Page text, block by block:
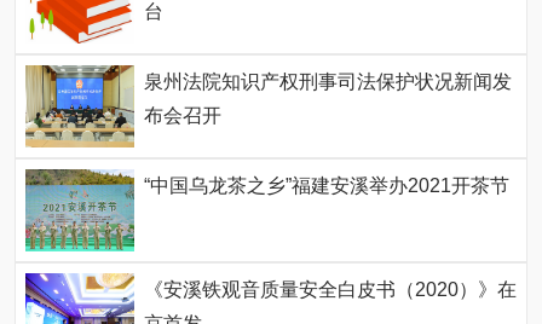
台
泉州法院知识产权刑事司法保护状况新闻发
布会召开
“中国乌龙茶之乡”福建安溪举办2021开茶节
《安溪铁观音质量安全白皮书（2020）》在